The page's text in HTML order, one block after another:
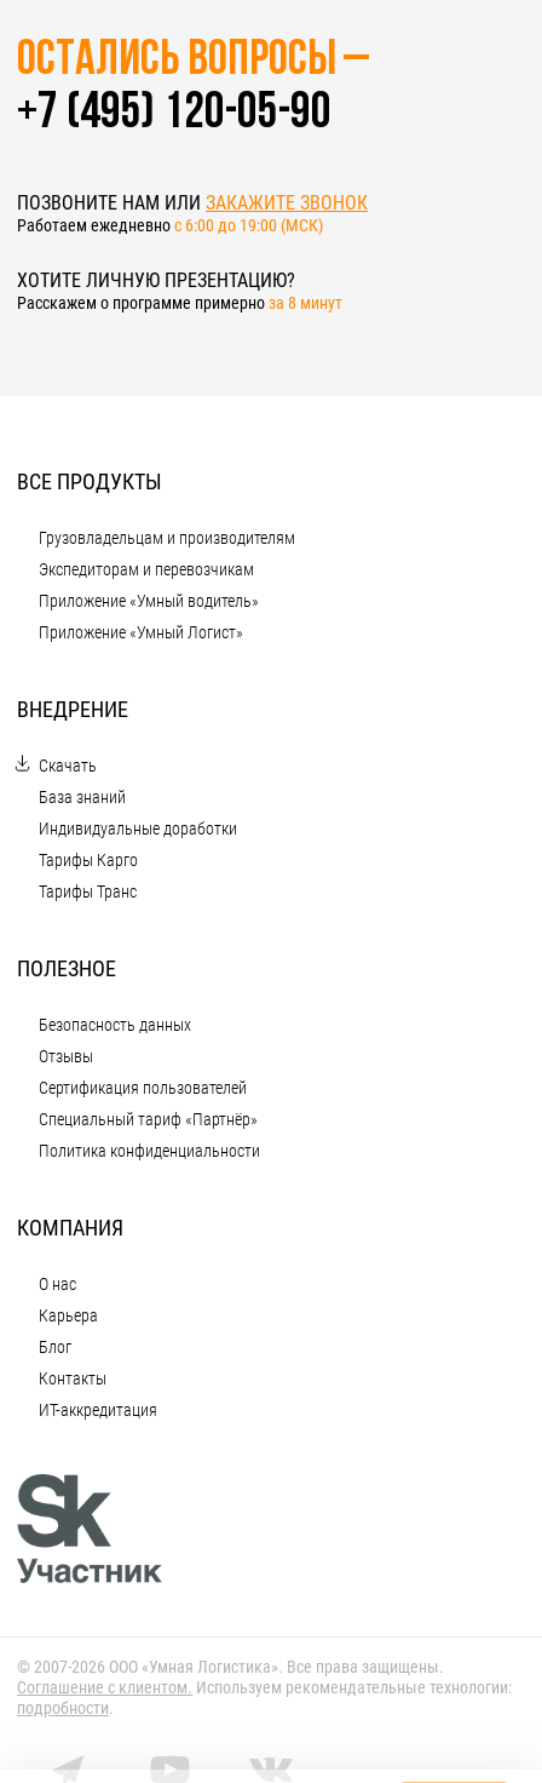
Остались вопросы –
+7 (495) 120-05-90
ПОЗВОНИТЕ НАМ ИЛИ ЗАКАЖИТЕ ЗВОНОК
Работаем ежедневноc 6:00 до 19:00 (МСК)
ХОТИТЕ ЛИЧНУЮ ПРЕЗЕНТАЦИЮ?
Расскажем о программе примерноза 8 минут
ВСЕ ПРОДУКТЫ
Грузовладельцам и производителям
Экспедиторам и перевозчикам
Приложение «Умный водитель»
Приложение «Умный Логист»
ВНЕДРЕНИЕ
Скачать
База знаний
Индивидуальные доработки
Тарифы Карго
Тарифы Транс
ПОЛЕЗНОЕ
Безопасность данных
Отзывы
Сертификация пользователей
Специальный тариф «Партнёр»
Политика конфиденциальности
КОМПАНИЯ
О нас
Карьера
Блог
Контакты
ИТ-аккредитация
© 2007-2026 ООО «Умная Логистика». Все права защищены.
Cоглашение с клиентом. Используем рекомендательные технологии:
подробности.